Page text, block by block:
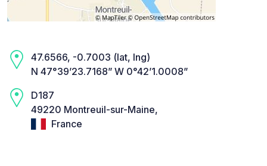
47.6566, -0.7003 (lat, lng)
N 47°39’23.7168” W 0°42’1.0008”
D187
49220 Montreuil-sur-Maine,
France